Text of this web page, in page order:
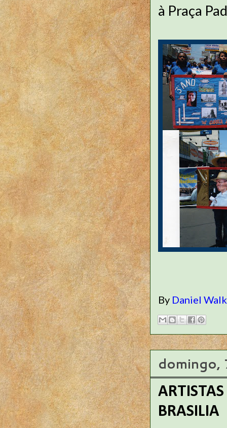
à Praça
By Daniel
domingo,
BRASILIA